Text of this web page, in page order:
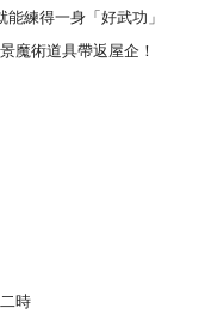
練得一身「好武功」
魔術道具帶返屋企！
時